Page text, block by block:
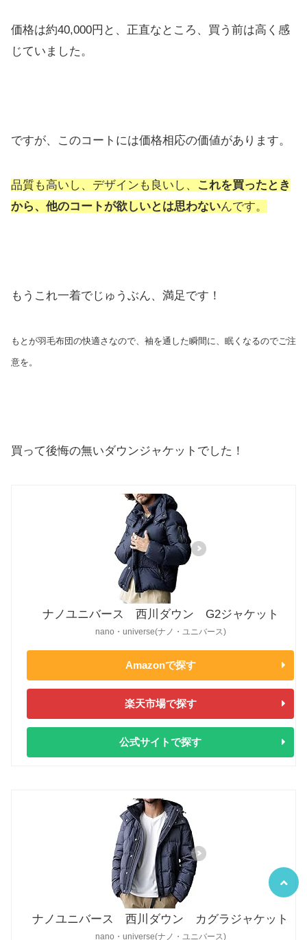
価格は約40,000円と、正直なところ、買う前は高く感
じていました。
ですが、このコートには価格相応の価値があります。
品質も高いし、デザインも良いし、
これを買ったとき
から、他のコートが欲しいとは思わないんです。
もうこれ一着でじゅうぶん、満足です！
もとが羽毛布団の快適さなので、袖を通した瞬間に、眠くなるのでご注
意を。
買って後悔の無いダウンジャケットでした！
ナノユニバース 西川ダウン G2ジャケット
nano・universe(ナノ・ユニバース)
Amazonで探す
楽天市場で探す
公式サイトで探す
ナノユニバース 西川ダウン カグラジャケット
nano・universe(ナノ・ユニバース)